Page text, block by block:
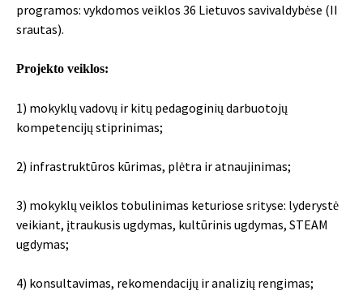
programos: vykdomos veiklos 36 Lietuvos savivaldybėse (II
srautas).
Projekto veiklos:
1) mokyklų vadovų ir kitų pedagoginių darbuotojų
kompetencijų stiprinimas;
2) infrastruktūros kūrimas, plėtra ir atnaujinimas;
3) mokyklų veiklos tobulinimas keturiose srityse: lyderystė
veikiant, įtraukusis ugdymas, kultūrinis ugdymas, STEAM
ugdymas;
4) konsultavimas, rekomendacijų ir analizių rengimas;